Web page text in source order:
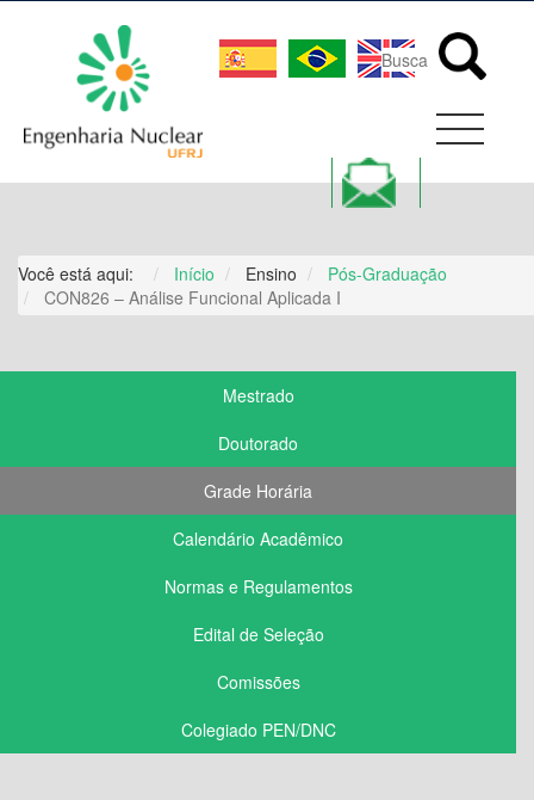
CONTEÚDO
Você está aqui: Início Ensino
Pós-Graduação
CON826 – Análise Funcional Aplicada I
Mestrado
Doutorado
Grade Horária
Calendário Acadêmico
Normas e Regulamentos
Edital de Seleção
Comissões
Colegiado PEN/DNC